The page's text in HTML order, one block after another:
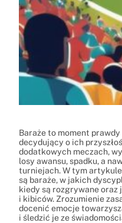
Baraże to moment
decydujący o ich
dodatkowych meczach,
losy awansu, spadku, a
turniejach. W tym
są baraże, w jakich
kiedy są rozgrywane oraz
i kibiców. Zrozumienie
docenić emocje
i śledzić je ze